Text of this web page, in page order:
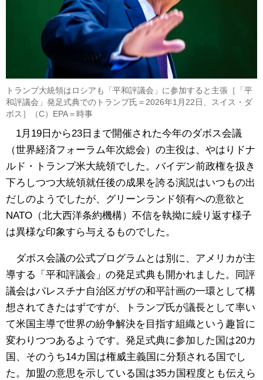
トランプ大統領はロシアも「平和評議会」に参加すると主張［「平
和評議会」発足式典でのトランプ氏＝2026年1月22日、スイス・ダ
ボス］（C）EPA＝時事
1月19日から23日まで開催された今年のダボス会議
（世界経済フォーラム年次総会）の主役は、やはりドナ
ルド・トランプ米大統領でした。バイデン前政権を扱き
下ろしつつ大統領就任後の成果を誇る演説はいつもの出
だしのようでしたが、グリーンランド領有への意欲と
NATO（北大西洋条約機構）不信を執拗に繰り返す様子
は異様な印象すら与えるものでした。
ダボス会議の公式プログラムとは別に、アメリカが主
導する「平和評議会」の発足式典も開かれました。同評
議会はパレスチナ自治区ガザの和平計画の一環として構
想されてきたはずですが、トランプ氏が議長として率い
て米国主導で世界の紛争解決を目指す組織という趣旨に
変わりつつあるようです。発足式典に参加した国は20カ
国、そのうち14カ国は権威主義国に分類される国でし
た。加盟の意思を示している国は35カ国程度とも伝えら